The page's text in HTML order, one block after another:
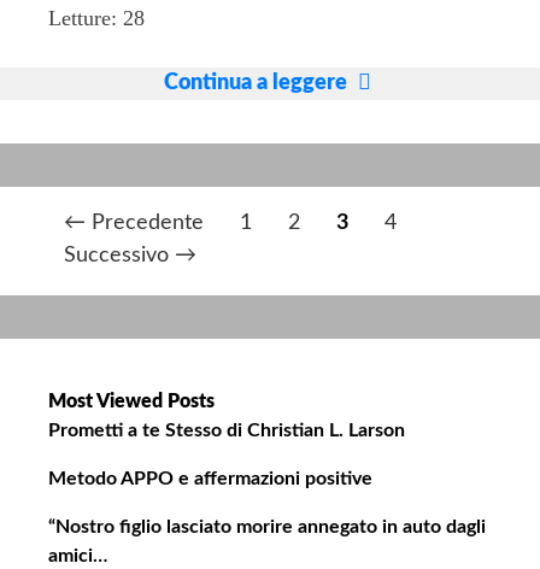
Letture: 28
Continua a leggere
2024
z
o
n
e
← Precedente 1 2 3
4
Successivo →
Most Viewed Posts
Prometti a te Stesso di Christian L. Larson
Metodo APPO e affermazioni positive
“Nostro figlio lasciato morire annegato in auto dagli
amici…